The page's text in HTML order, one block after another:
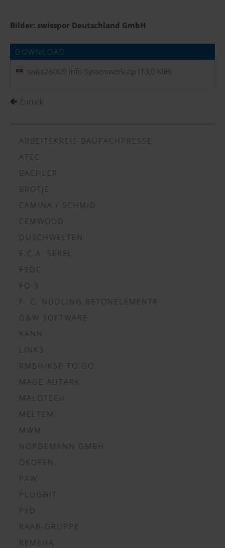
Bilder: swisspor Deutschland GmbH
DOWNLOAD
swiss26009 Info Systemwerk.zip (13,0 MiB)
Zurück
ARBEITSKREIS BAUFACHPRESSE
ATEC
BACHLER
BRÖTJE
CAMINA / SCHMID
CEMWOOD
DUSCHWELTEN
E.C.A. SEREL
E3DC
EQ-3
F. C. NÜDLING BETONELEMENTE
G&W SOFTWARE
KANN
LINK3
RMBH/KSP TO GO
MAGE AUTARK
MALOTECH
MELTEM
MWM
NORDEMANN GMBH
ÖKOFEN
PAW
PLUGGIT
PYD
RAAB-GRUPPE
REMEHA